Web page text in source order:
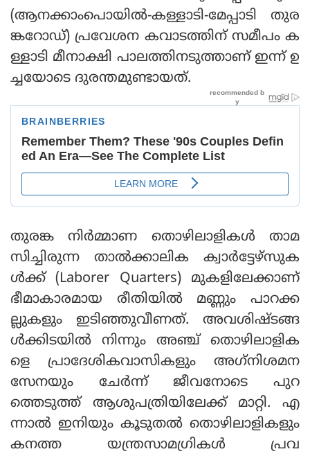
(ആനക്കാംപൊയില്‍-കള്ളാടി-മേപ്പാടി തുര
ങ്കറോഡ്) പ്രവേശന കവാടത്തിന് സമീപം ക
ള്ളാടി മീനാക്ഷി പാലത്തിനടുത്താണ് ഇന്ന് ഉ
ച്ചയോടെ ദുരന്തമുണ്ടായത്.
തുരങ്ക നിര്‍മ്മാണ തൊഴിലാളികള്‍ താമ
സിച്ചിരുന്ന താല്‍ക്കാലിക ക്വാര്‍ട്ടേഴ്‌സുക
ള്‍ക്ക് (Laborer Quarters) മുകളിലേക്കാണ്
ഭീമാകാരമായ രീതിയില്‍ മണ്ണും പാറക്ക
ല്ലുകളും ഇടിഞ്ഞുവീണത്. അവശിഷ്ടങ്ങ
ള്‍ക്കിടയില്‍ നിന്നും അഞ്ച് തൊഴിലാളിക
ളെ പ്രാദേശികവാസികളും അഗ്‌നിശമന
സേനയും ചേര്‍ന്ന് ജീവനോടെ പുറ
ത്തെടുത്ത് ആശുപത്രിയിലേക്ക് മാറ്റി. എ
ന്നാല്‍ ഇനിയും കൂടുതല്‍ തൊഴിലാളികളും
കനത്ത യന്ത്രസാമഗ്രികള്‍ പ്രവ